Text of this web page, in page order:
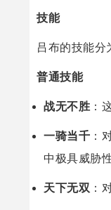
技能
吕布的技能分
普通技能
战无不胜 ：
一骑当千 ：
中极具威胁性
天下无双 ：